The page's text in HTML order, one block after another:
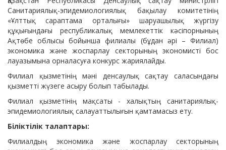
Жұмыс және қабылдау кестесі азаматтарды
Тұрақты даму мақсаттары
Отандық өндірушілерді шақыру
Ақпаратқа қол жеткізу мәселелері жөніндегі
Санитариялық-эпидемиологиялық бақылау комитетінің
«Ұлттық сараптама орталығы» шаруашылық жүргізу
құқығындағы республикалық мемлекеттік кәсіпорнының
Ақтөбе облысы бойынша филиалы (бұдан әрі – Филиал)
экономика және жоспарлау секторының экономисті бос
лауазымына орналасуға конкурс жариялайды.
Филиал қызметінің мәні денсаулық сақтау саласындағы
қызметті жүзеге асыру болып табылады.
Филиал қызметінің мақсаты - халықтың санитариялық-
эпидемиологиялық салауаттылығын қамтамасыз ету.
Біліктілік талаптары:
Филиалдың экономика және жоспарлау секторының